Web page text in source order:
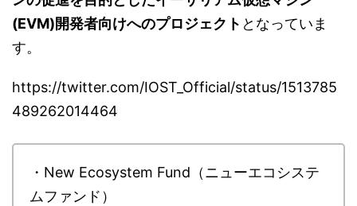
(EVM)開発者向けへのプロジェクト となっていま
す。
https://twitter.com/IOST_Official/status/1513785
489262014464
・New Ecosystem Fund（ニューエコシステ
ムファンド）